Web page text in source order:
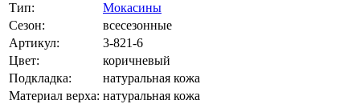
Тип:
Мокасины
Сезон:
всесезонные
Артикул:
3-821-6
Цвет:
коричневый
Подкладка:
натуральная кожа
Материал верха: натуральная кожа